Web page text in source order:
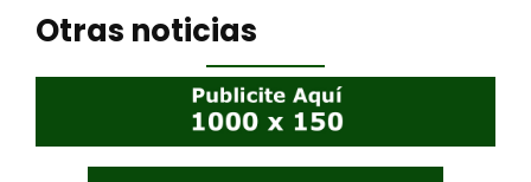
Otras noticias